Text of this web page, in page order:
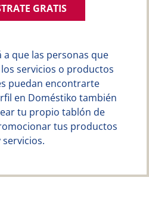
GRATIS
a que las personas que
servicios o productos
puedan encontrarte
en Doméstiko también
tu propio tablón de
tus productos
servicios.